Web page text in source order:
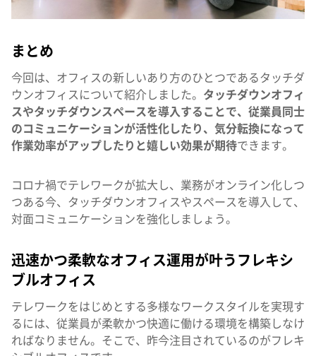
まとめ
今回は、オフィスの新しいあり方のひとつであるタッチダ
ウンオフィスについて紹介しました。 タッチダウンオフィ
スやタッチダウンスペースを導入することで、従業員同士
のコミュニケーションが活性化したり、気分転換になって
作業効率がアップしたりと嬉しい効果が期待できます。
コロナ禍でテレワークが拡大し、業務がオンライン化しつ
つある今、タッチダウンオフィスやスペースを導入して、
対面コミュニケーションを強化しましょう。
迅速かつ柔軟なオフィス運用が叶うフレキシ
ブルオフィス
テレワークをはじめとする多様なワークスタイルを実現す
るには、従業員が柔軟かつ快適に働ける環境を構築しなけ
ればなりません。そこで、昨今注目されているのがフレキ